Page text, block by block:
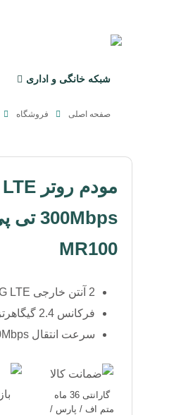
شبکه خانگی و اداری
صفحه اصلی فروشگاه
MR100
2 آنتن خارجی 4G LTE قابل جدا شدن
فرکانس 2.4 گیگاهرتز
سرعت انتقال 300Mbps
گارانتی 36 ماه
متم اف / پارس /